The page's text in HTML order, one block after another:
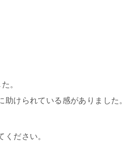
。
けられている感がありました。
ださい。